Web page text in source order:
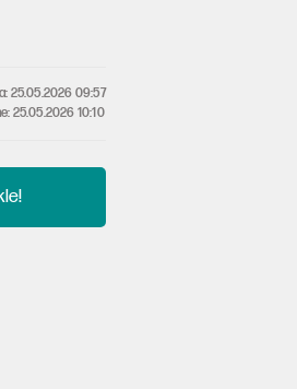
25.05.2026 09:57
25.05.2026 10:10